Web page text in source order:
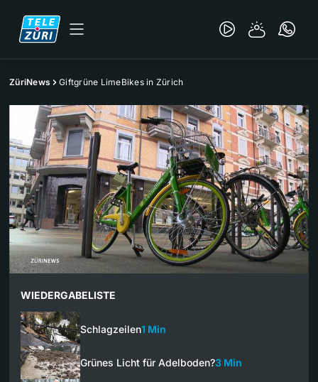
ZüriNews Giftgrüne LimeBikes in Zürich
WIEDERGABELISTE
Schlagzeilen1 Min
Grünes Licht für Adelboden?3 Min